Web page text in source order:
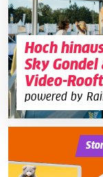
Hoch
Sky Gondel
Video-
powered by